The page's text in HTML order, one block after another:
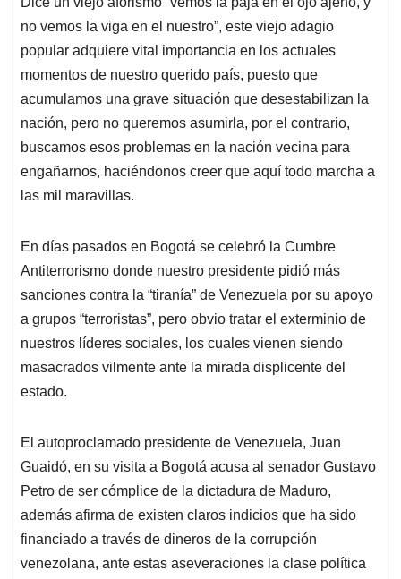
s
A
p
p
b
o
o
k
e
d
I
n
l
a
d
s
no vemos la viga en el nuestro”, este viejo adagio
popular adquiere vital importancia en los actuales
momentos de nuestro querido país, puesto que
acumulamos una grave situación que desestabilizan la
nación, pero no queremos asumirla, por el contrario,
buscamos esos problemas en la nación vecina para
engañarnos, haciéndonos creer que aquí todo marcha a
las mil maravillas.
En días pasados en Bogotá se celebró la Cumbre
Antiterrorismo donde nuestro presidente pidió más
sanciones contra la “tiranía” de Venezuela por su apoyo
a grupos “terroristas”, pero obvio tratar el exterminio de
nuestros líderes sociales, los cuales vienen siendo
masacrados vilmente ante la mirada displicente del
estado.
El autoproclamado presidente de Venezuela, Juan
Guaidó, en su visita a Bogotá acusa al senador Gustavo
Petro de ser cómplice de la dictadura de Maduro,
además afirma de existen claros indicios que ha sido
financiado a través de dineros de la corrupción
venezolana, ante estas aseveraciones la clase política